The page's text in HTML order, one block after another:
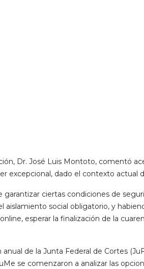
Dr. José Luis Montoto, comentó
excepcional, dado el contexto actual
ciertas condiciones de
social obligatorio, y
esperar la finalización de la
de la Junta Federal de Cortes
se comenzaron a analizar las